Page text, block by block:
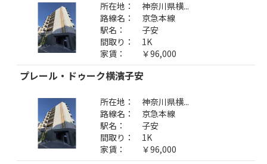
所在地：
神奈川県横...
路線名：
京急本線
駅名：
子安
間取り：
1K
家賃：
￥96,000
プレール・ドゥーク横濱子安
所在地：
神奈川県横...
路線名：
京急本線
駅名：
子安
間取り：
1K
家賃：
￥96,000